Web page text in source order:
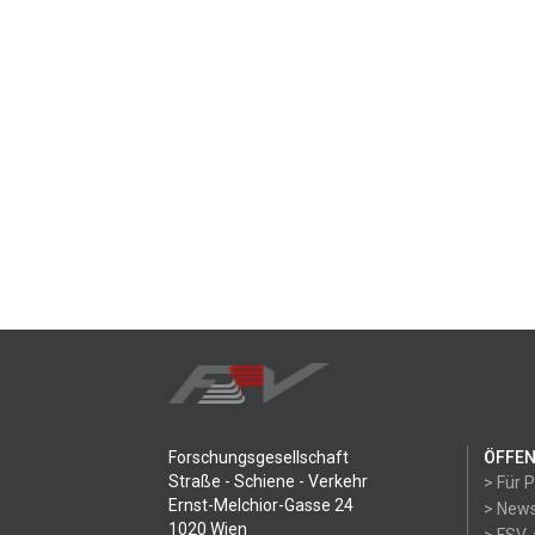
Forschungsgesellschaft
Straße - Schiene - Verkehr
Ernst-Melchior-Gasse 24
1020 Wien
> Für
>